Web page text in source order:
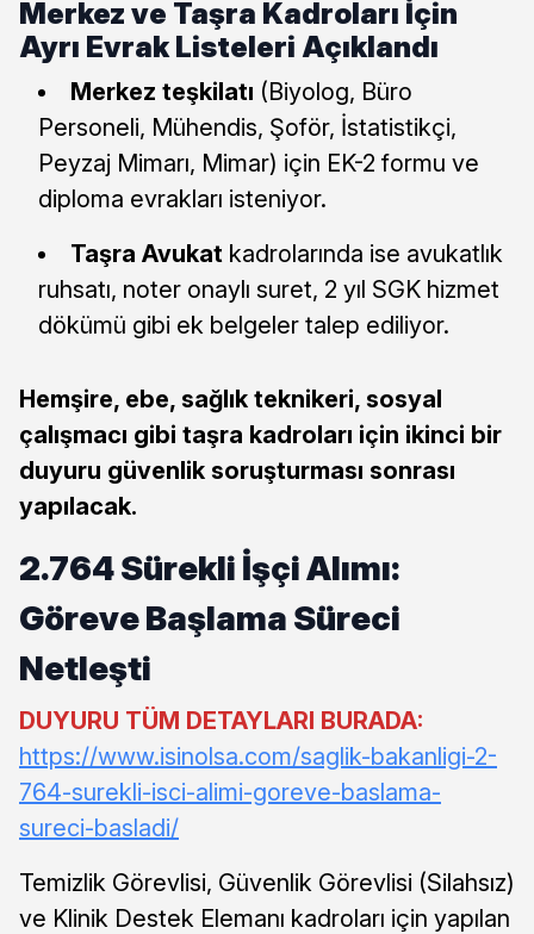
Merkez ve Taşra Kadroları İçin
Ayrı Evrak Listeleri Açıklandı
Merkez teşkilatı (Biyolog, Büro
Personeli, Mühendis, Şoför, İstatistikçi,
Peyzaj Mimarı, Mimar) için EK-2 formu ve
diploma evrakları isteniyor.
Taşra Avukat kadrolarında ise avukatlık
ruhsatı, noter onaylı suret, 2 yıl SGK hizmet
dökümü gibi ek belgeler talep ediliyor.
Hemşire, ebe, sağlık teknikeri, sosyal
çalışmacı gibi taşra kadroları için ikinci bir
duyuru güvenlik soruşturması sonrası
yapılacak.
2.764 Sürekli İşçi Alımı:
Göreve Başlama Süreci
Netleşti
DUYURU TÜM DETAYLARI BURADA:
https://www.isinolsa.com/saglik-bakanligi-2-
764-surekli-isci-alimi-goreve-baslama-
sureci-basladi/
Temizlik Görevlisi, Güvenlik Görevlisi (Silahsız)
ve Klinik Destek Elemanı kadroları için yapılan